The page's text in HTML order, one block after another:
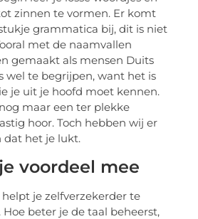
zinnen te vormen. Er komt
grammatica bij, dit is niet
met de naamvallen
gemaakt als mensen Duits
wel te begrijpen, want het is
je uit je hoofd moet kennen.
maar een ter plekke
hoor. Toch hebben wij er
dat het je lukt.
voordeel mee
je zelfverzekerder te
beter je de taal beheerst,